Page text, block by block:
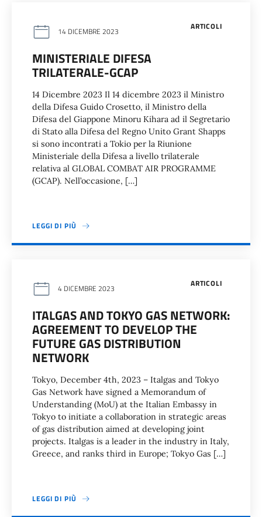
ARTICOLI
14 DICEMBRE 2023
MINISTERIALE DIFESA
TRILATERALE-GCAP
14 Dicembre 2023 Il 14 dicembre 2023 il Ministro
della Difesa Guido Crosetto, il Ministro della
Difesa del Giappone Minoru Kihara ad il Segretario
di Stato alla Difesa del Regno Unito Grant Shapps
si sono incontrati a Tokio per la Riunione
Ministeriale della Difesa a livello trilaterale
relativa al GLOBAL COMBAT AIR PROGRAMME
(GCAP). Nell’occasione, […]
LEGGI DI PIÙ
ARTICOLI
4 DICEMBRE 2023
ITALGAS AND TOKYO GAS NETWORK:
AGREEMENT TO DEVELOP THE
FUTURE GAS DISTRIBUTION
NETWORK
Tokyo, December 4th, 2023 – Italgas and Tokyo
Gas Network have signed a Memorandum of
Understanding (MoU) at the Italian Embassy in
Tokyo to initiate a collaboration in strategic areas
of gas distribution aimed at developing joint
projects. Italgas is a leader in the industry in Italy,
Greece, and ranks third in Europe; Tokyo Gas […]
LEGGI DI PIÙ